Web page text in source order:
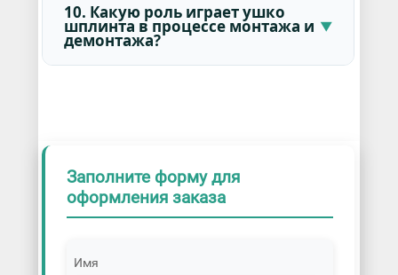
10. Какую роль играет ушко
шплинта в процессе монтажа и
демонтажа?
Заполните форму для
оформления заказа
Имя